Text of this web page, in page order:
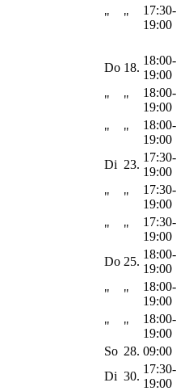
" "
17:30-
19:00
Do 18.
18:00-
19:00
" "
18:00-
19:00
" "
18:00-
19:00
Di 23.
17:30-
19:00
" "
17:30-
19:00
" "
17:30-
19:00
Do 25.
18:00-
19:00
" "
18:00-
19:00
" "
18:00-
19:00
So 28. 09:00
Di 30.
17:30-
19:00